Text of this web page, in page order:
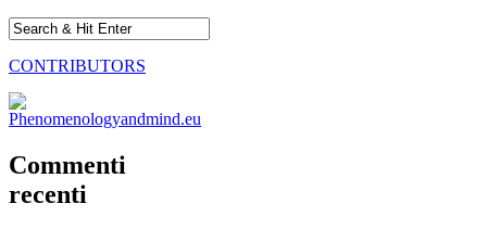
CONTRIBUTORS
Commenti
recenti